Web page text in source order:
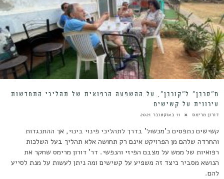
מ”סרבן” ל”קורבן”, על ההשפעה הרפואית של תהליכי התחדשות
עירונית על קשישים
דורון מרימס 11 באוקטובר 2021
קשישים נתפסים כ'מכשול' בדרך לתהליכי פינוי בינוי, אך ההתנגדות
והחרדה שלהם מן הפרויקט אינם רק תחושה אלא תהליך בעל השלכות
רפואיות של ממש על מצבם הפיזי והנפשי. דר' דורון מרימס שחקר את
הנושא מסביר כיצד זה משפיע על קשישים ומה ניתן לעשות על מנת לסייע
להם.